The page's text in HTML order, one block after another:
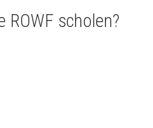
ROWF scholen?